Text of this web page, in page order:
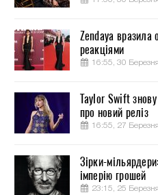
Zendaya вразила
реакціями
16:55, 30 Березня
Taylor Swift
про новий реліз
16:55, 27 Березня
Зірки-
імперію грошей
23:15, 25 Березня